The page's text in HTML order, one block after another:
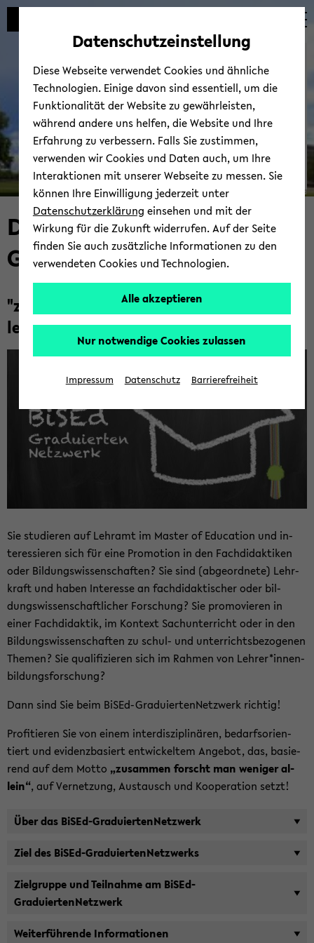
Automatische
vermeiden
zum
wechseln
zum
wechseln
zum
wechseln
ti­on - BiSEd
Bie­
le­
fel­
der
Leh­
rer*in­
bil­
dung
© Uni­ver­si­tät Bie­le­feld
Das BiSEd-​
GraduiertenNetzwerk
"zu­sam­men forscht man we­ni­ger al­
lein"
Sie stu­die­ren auf Lehr­amt im Mas­ter of Edu­ca­ti­on und in­
ter­es­sie­ren sich für eine Pro­mo­ti­on in den Fach­di­dak­ti­ken
oder Bil­dungs­wis­sen­schaf­ten? Sie sind (ab­ge­ord­ne­te) Lehr­
kraft und haben In­ter­es­se an fach­di­dak­ti­scher oder bil­
dungs­wis­sen­schaft­li­cher For­schung? Sie pro­mo­vie­ren in
einer Fach­di­dak­tik, im Kon­text Sach­un­ter­richt oder in den
Bil­dungs­wis­sen­schaf­ten zu schul-​ und un­ter­richts­be­zo­ge­nen
The­men? Sie qua­li­fi­zie­ren sich im Rah­men von Leh­rer*in­nen­
bil­dungs­for­schung?
Dann sind Sie beim BiSEd-​GraduiertenNetzwerk rich­tig!
Pro­fi­tie­ren Sie von einem in­ter­dis­zi­pli­nä­ren, be­darfs­ori­en­
tiert und evi­denz­ba­siert ent­wi­ckel­tem An­ge­bot, das, ba­sie­
rend auf dem Motto „zu­sam­men forscht man we­ni­ger al­
lein“, auf Ver­net­zung, Aus­tausch und Ko­ope­ra­ti­on setzt!
Über das BiSEd-​GraduiertenNetzwerk
Ziel des BiSEd-​GraduiertenNetzwerks
Ziel­grup­pe und Teil­nah­me am BiSEd-​
GraduiertenNetzwerk
Wei­ter­füh­ren­de In­for­ma­tio­nen
Datenschutzeinstellung
Diese Webseite verwendet Cookies und ähnliche
Technologien. Einige davon sind essentiell, um die
Funktionalität der Website zu gewährleisten,
während andere uns helfen, die Website und Ihre
Erfahrung zu verbessern. Falls Sie zustimmen,
verwenden wir Cookies und Daten auch, um Ihre
Interaktionen mit unserer Webseite zu messen. Sie
können Ihre Einwilligung jederzeit unter
Datenschutzerklärung einsehen und mit der
Wirkung für die Zukunft widerrufen. Auf der Seite
finden Sie auch zusätzliche Informationen zu den
verwendeten Cookies und Technologien.
Alle akzeptieren
Nur notwendige Cookies zulassen
Impressum Datenschutz Barrierefreiheit